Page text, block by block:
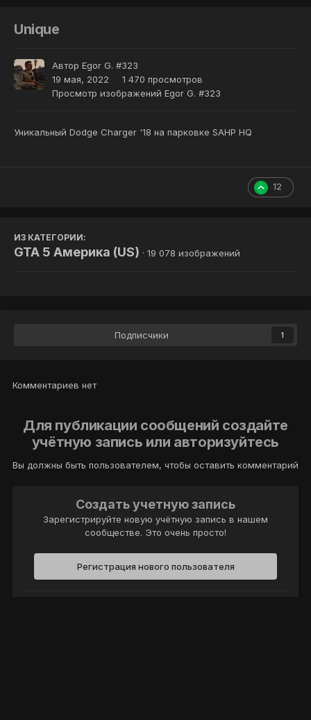
Unique
Автор Egor G. #323
19 мая, 2022
1 470 просмотров
Просмотр изображений Egor G. #323
Уникальный Dodge Charger '18 на парковке SAHP HQ
12
ИЗ КАТЕГОРИИ:
GTA 5 Америка (US) · 19 078 изображений
Подписчики 1
Комментариев нет
Для публикации сообщений создайте
учётную запись или авторизуйтесь
Вы должны быть пользователем, чтобы оставить комментарий
Создать учетную запись
Зарегистрируйте новую учётную запись в нашем
сообществе. Это очень просто!
Регистрация нового пользователя